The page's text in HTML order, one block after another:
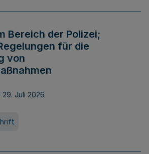
Bereich der Polizei;
für die
von
29. Juli 2026